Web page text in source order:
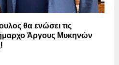
θα ενώσει τις
Άργους Μυκηνών